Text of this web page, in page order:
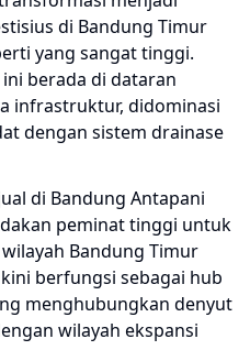
di Bandung Timur
yang sangat tinggi.
berada di dataran
infrastruktur, didominasi
dengan sistem drainase
di Bandung Antapani
peminat tinggi untuk
Bandung Timur
berfungsi sebagai hub
menghubungkan denyut
wilayah ekspansi